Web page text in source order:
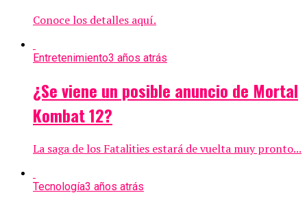
Conoce los detalles aquí.
Entretenimiento3 años atrás
¿Se viene un posible anuncio de Mortal
Kombat 12?
La saga de los Fatalities estará de vuelta muy pronto...
Tecnología3 años atrás